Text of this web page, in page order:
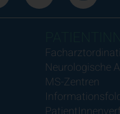
Neurologische
MS-Zentren